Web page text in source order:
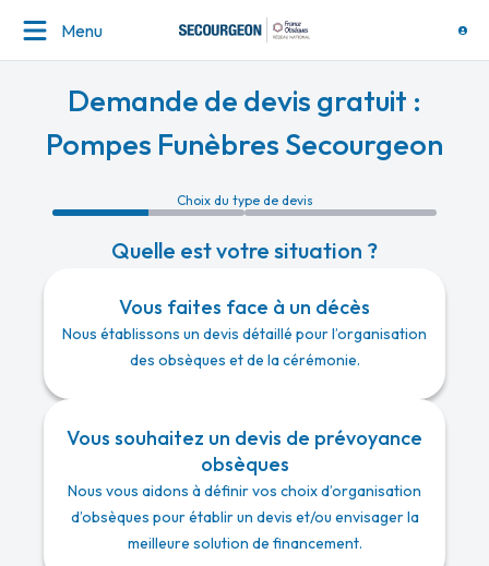
Menu
Demande de devis gratuit :
Pompes Funèbres Secourgeon
Choix du type de devis
Quelle est votre situation ?
Vous faites face à un décès
Nous établissons un devis détaillé pour l’organisation
des obsèques et de la cérémonie.
Vous souhaitez un devis de prévoyance
obsèques
Nous vous aidons à définir vos choix d’organisation
d’obsèques pour établir un devis et/ou envisager la
meilleure solution de financement.